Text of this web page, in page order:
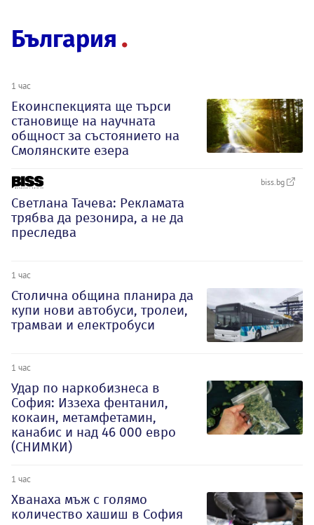
България
1 час
Екоинспекцията ще търси
становище на научната
общност за състоянието на
Смолянските езера
biss.bg
Светлана Тачева: Рекламата
трябва да резонира, а не да
преследва
1 час
Столична община планира да
купи нови автобуси, тролеи,
трамваи и електробуси
1 час
Удар по наркобизнеса в
София: Иззеха фентанил,
кокаин, метамфетамин,
канабис и над 46 000 евро
(СНИМКИ)
1 час
Хванаха мъж с голямо
количество хашиш в София